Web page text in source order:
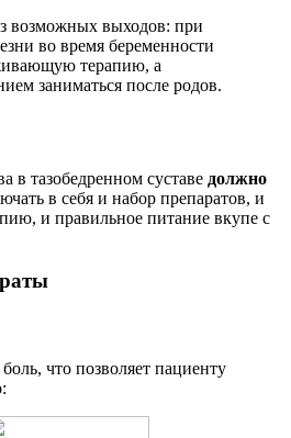
возможных выходов: при
во время беременности
терапию, а
заниматься после родов.
в тазобедренном суставе должно
в себя и набор препаратов, и
и правильное питание вкупе с
что позволяет пациенту